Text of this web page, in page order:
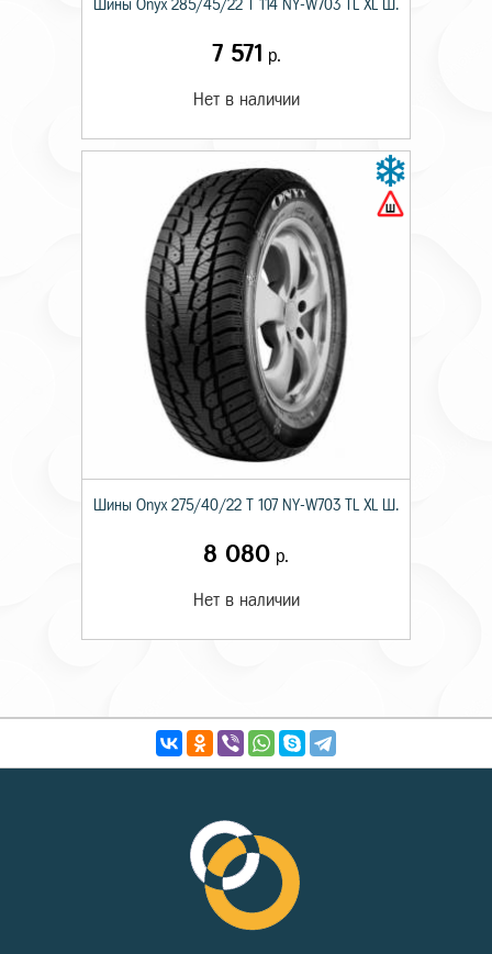
Шины Onyx 285/45/22 T 114 NY-W703 TL XL Ш.
7 571 р.
Нет в наличии
Шины Onyx 275/40/22 T 107 NY-W703 TL XL Ш.
8 080 р.
Нет в наличии